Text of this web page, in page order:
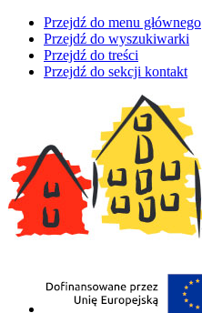
Przejdź do menu głównego
Przejdź do wyszukiwarki
Przejdź do treści
Przejdź do sekcji kontakt